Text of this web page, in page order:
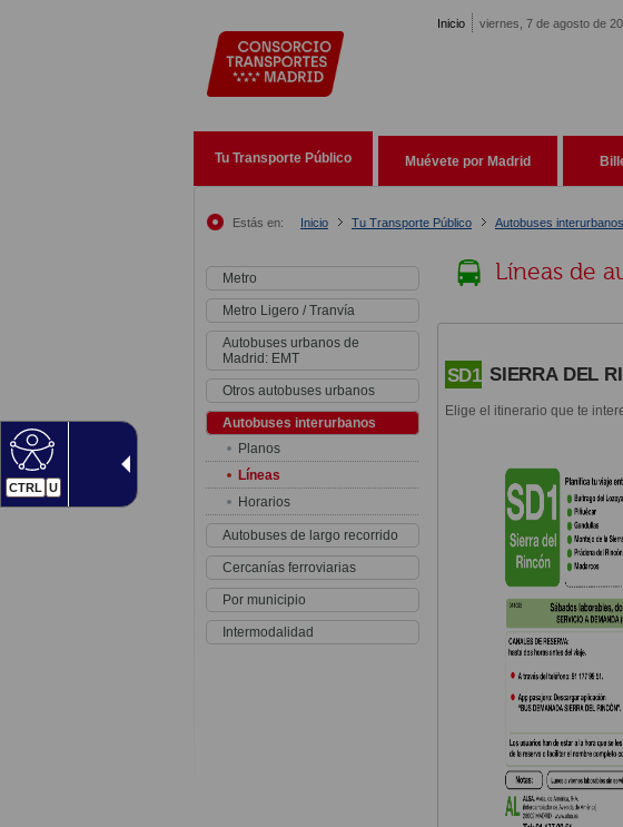
CTRL U
Inicio viernes, 7 de agosto de
Tu Transporte Público Muévete por Madrid
Estás en: Inicio Tu Transporte Público Autobuses interurbanos
Metro
Metro Ligero / Tranvía
Autobuses urbanos de
Madrid: EMT
Otros autobuses urbanos
Autobuses interurbanos
Planos
Líneas
Horarios
Autobuses de largo recorrido
Cercanías ferroviarias
Por municipio
Intermodalidad
Líneas de
SD1 SIERRA DEL
Elige el itinerario que te